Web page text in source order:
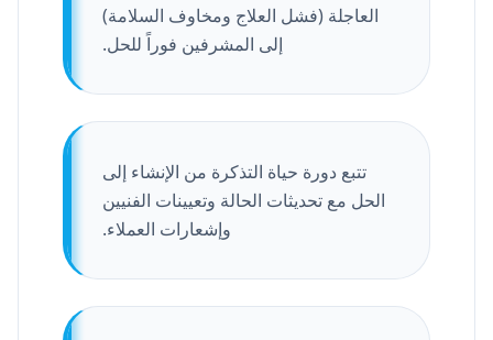
العاجلة (فشل العلاج ومخاوف السلامة)
إلى المشرفين فوراً للحل.
تتبع دورة حياة التذكرة من الإنشاء إلى
الحل مع تحديثات الحالة وتعيينات الفنيين
وإشعارات العملاء.